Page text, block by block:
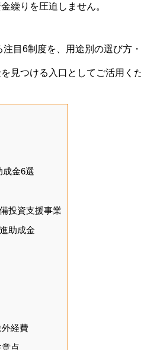
繰りを圧迫しません。
目6制度を、用途別の選び方
見つける入口としてご活用くだ
金6選
投資支援事業
助成金
経費
点